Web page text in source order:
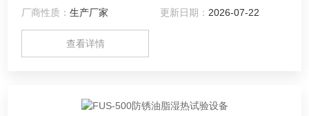
厂商性质：生产厂家 更新日期： 2026-07-22
查看详情